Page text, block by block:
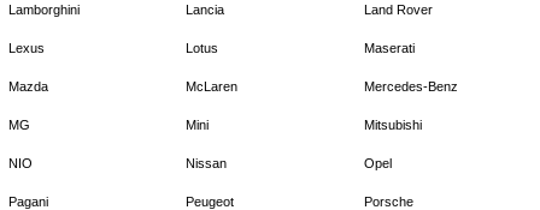
Lamborghini Lancia Land Rover
Lexus Lotus Maserati
Mazda McLaren Mercedes-Benz
MG Mini Mitsubishi
NIO Nissan Opel
Pagani Peugeot Porsche